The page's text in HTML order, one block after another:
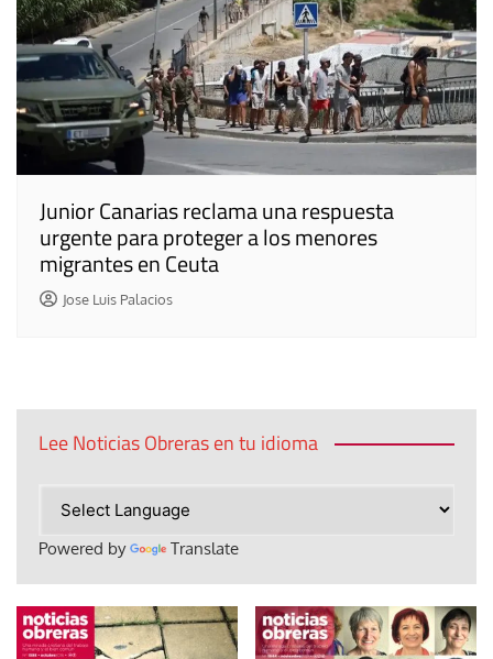
Junior Canarias reclama una respuesta
urgente para proteger a los menores
migrantes en Ceuta
Jose Luis Palacios
Lee Noticias Obreras en tu idioma
Powered by Translate